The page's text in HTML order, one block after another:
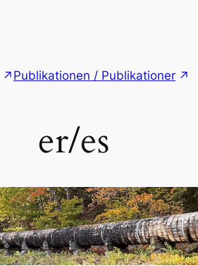
Publikationen / Publikationer
er/es